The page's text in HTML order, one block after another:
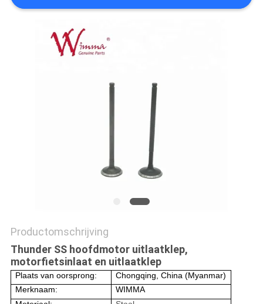
Productomschrijving
Thunder SS hoofdmotor uitlaatklep,
motorfietsinlaat en uitlaatklep
Plaats van oorsprong:
Chongqing, China (Myanmar)
Merknaam:
WIMMA